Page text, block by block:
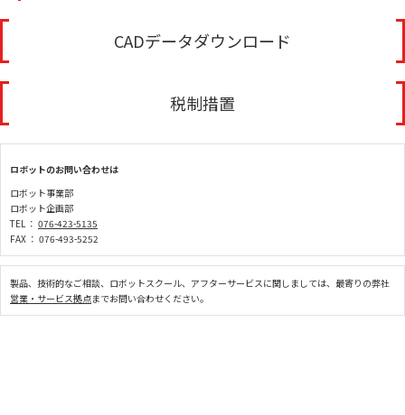
CADデータダウンロード
税制措置
ロボットのお問い合わせは
ロボット事業部
ロボット企画部
TEL ： 076-423-5135
FAX ： 076-493-5252
製品、技術的なご相談、ロボットスクール、アフターサービスに関しましては、最寄りの弊社
営業・サービス拠点までお問い合わせください。